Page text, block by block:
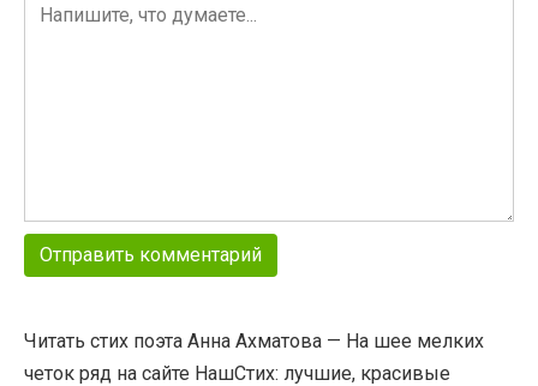
Читать стих поэта Анна Ахматова — На шее мелких
четок ряд на сайте НашСтих: лучшие, красивые